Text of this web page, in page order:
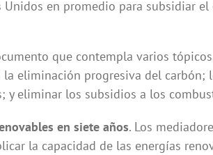
Unidos en promedio para subsidiar
que contempla varios
la eliminación progresiva del
y eliminar los subsidios a los
en siete años. Los
la capacidad de las energías